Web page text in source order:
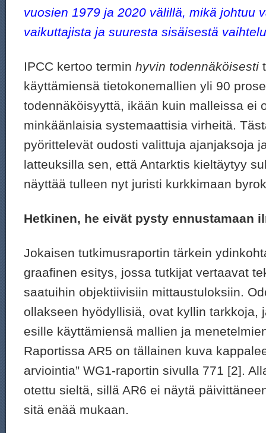
vuosien 1979 ja 2020 välillä, mikä johtuu
vaikuttajista ja suuresta sisäisestä
IPCC kertoo termin hyvin todennäköisesti
käyttämiensä tietokonemallien yli 90
todennäköisyyttä, ikään kuin malleissa ei
minkäänlaisia systemaattisia virheitä.
pyörittelevät oudosti valittuja ajanjaksoja
latteuksilla sen, että Antarktis kieltäytyy
näyttää tulleen nyt juristi kurkkimaan
Hetkinen, he eivät pysty ennustamaan
Jokaisen tutkimusraportin tärkein
graafinen esitys, jossa tutkijat vertaavat
saatuihin objektiivisiin mittaustuloksiin.
ollakseen hyödyllisiä, ovat kyllin tarkkoja,
esille käyttämiensä mallien ja
Raportissa AR5 on tällainen kuva
arviointia” WG1-raportin sivulla 771 [2].
otettu sieltä, sillä AR6 ei näytä
sitä enää mukaan.